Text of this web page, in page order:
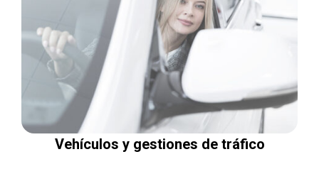
Vehículos y gestiones de tráfico